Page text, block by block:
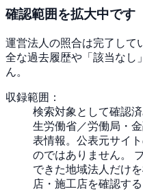
確認範囲を拡大中です
運営法人の照合は完了して
全な過去履歴や「該当なし
ん。
収録範囲：
検索対象として確認
生労働省／労働局・
表情報。公表元サイ
のではありません。
できた地域法人だけ
店・施工店を確認す